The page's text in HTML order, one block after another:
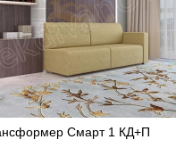
Смарт 1 КД+П